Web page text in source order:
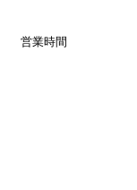
営業時間